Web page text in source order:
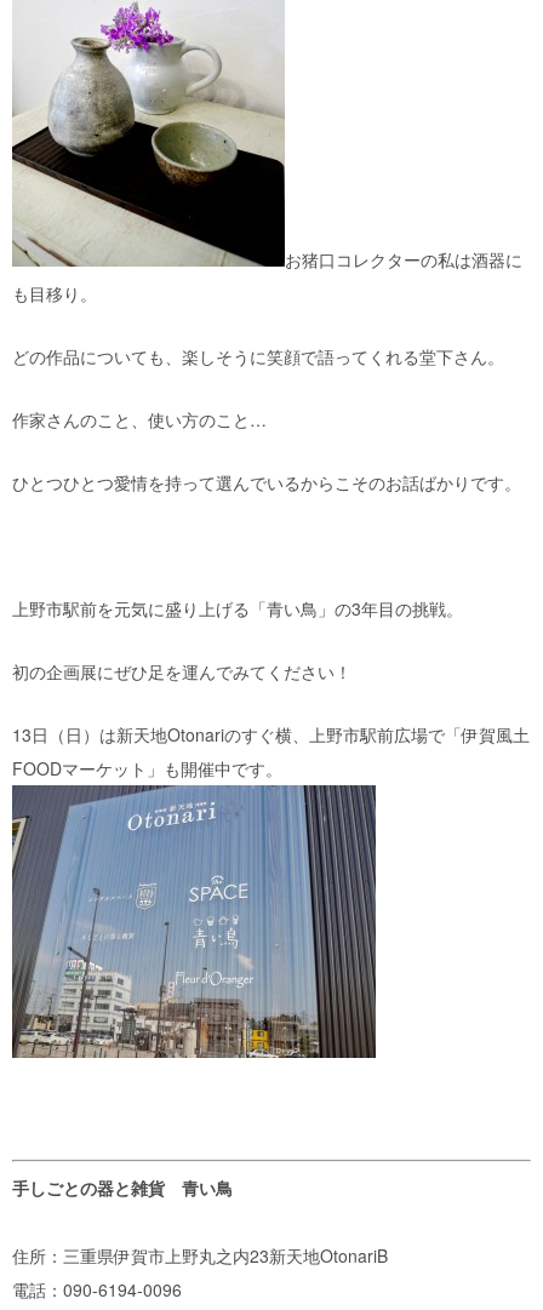
お猪口コレクターの私は酒器に
も目移り。
どの作品についても、楽しそうに笑顔で語ってくれる堂下さん。
作家さんのこと、使い方のこと…
ひとつひとつ愛情を持って選んでいるからこそのお話ばかりです。
上野市駅前を元気に盛り上げる「青い鳥」の3年目の挑戦。
初の企画展にぜひ足を運んでみてください！
13日（日）は新天地Otonariのすぐ横、上野市駅前広場で「伊賀風土
FOODマーケット」も開催中です。
手しごとの器と雑貨 青い鳥
住所：三重県伊賀市上野丸之内23新天地OtonariB
電話：090-6194-0096